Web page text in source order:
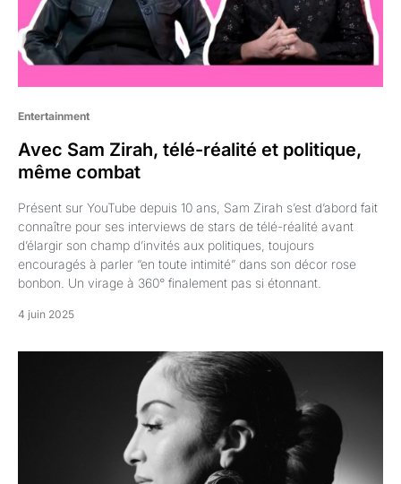
Entertainment
Avec Sam Zirah, télé-réalité et politique,
même combat
Présent sur YouTube depuis 10 ans, Sam Zirah s’est d’abord fait
connaître pour ses interviews de stars de télé-réalité avant
d’élargir son champ d’invités aux politiques, toujours
encouragés à parler “en toute intimité” dans son décor rose
bonbon. Un virage à 360° finalement pas si étonnant.
4 juin 2025